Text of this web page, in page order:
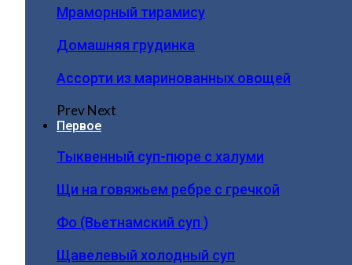
Мраморный тирамису
Домашняя грудинка
Ассорти из маринованных овощей
PrevNext
Первое
Тыквенный суп-пюре с халуми
Щи на говяжьем ребре с гречкой
Фо (Вьетнамский суп )
Щавелевый холодный суп